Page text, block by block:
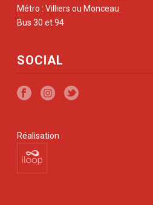
Métro : Villiers ou Monceau
Bus 30 et 94
SOCIAL
Réalisation